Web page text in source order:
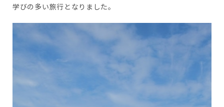
学びの多い旅行となりました。